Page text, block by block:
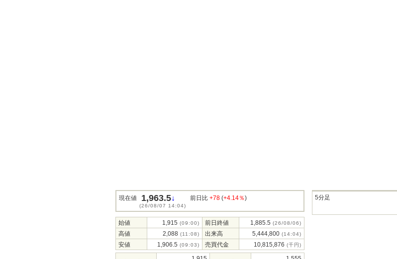
現在値 1,963.5↓
(26/08/07 14:04)
前日比 +78 (+4.14％)
始値 1,915 (09:00) 前日終値 1,885.5 (26/08/06)
高値 2,088 (11:08) 出来高 5,444,800 (14:04)
安値 1,906.5 (09:03) 売買代金 10,815,876 (千円)
5分足